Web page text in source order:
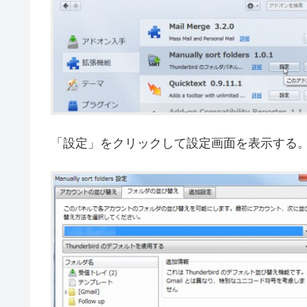
「設定」をクリックして設定画面を表示する